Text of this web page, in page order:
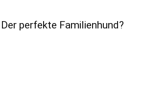
perfekte Familienhund?